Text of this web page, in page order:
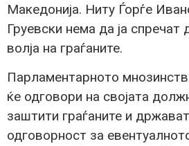
Македонија. Ниту Ѓорѓе
Груевски нема да ја спречат
волја на граѓаните.
Парламентарното
ќе одговори на својата
заштити граѓаните и
одговорност за